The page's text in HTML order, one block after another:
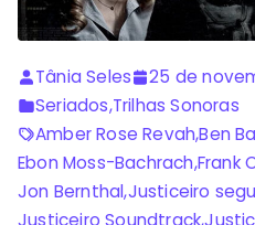
Tânia Seles
25 de
Seriados,Trilhas Sonoras
Amber Rose Revah,Ben
Ebon Moss-Bachrach,Frank
Jon Bernthal,Justiceiro
Justiceiro Soundtrack,